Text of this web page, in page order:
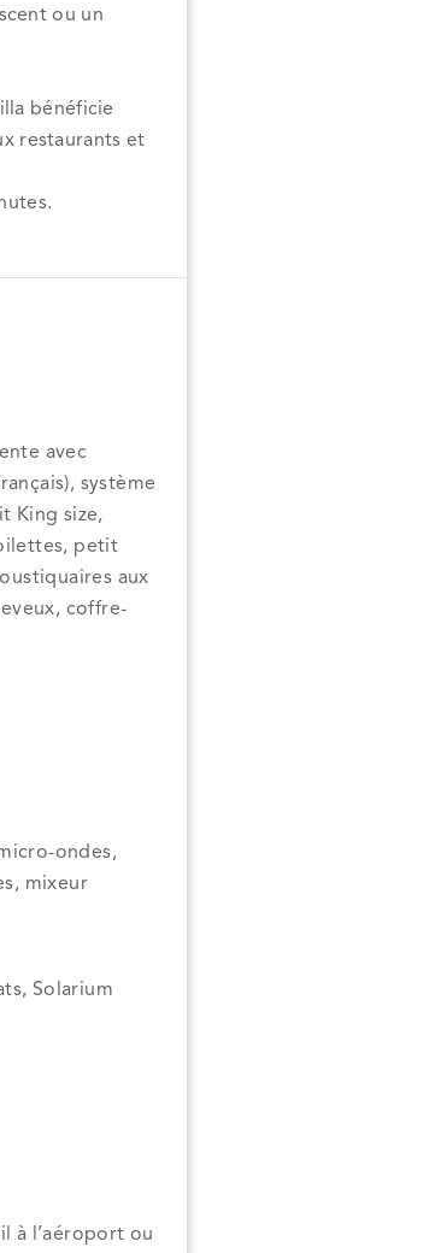
ou un
bénéficie
restaurants et
avec
système
King size,
petit
aux
coffre-
ondes,
mixeur
Solarium
à l’aéroport ou